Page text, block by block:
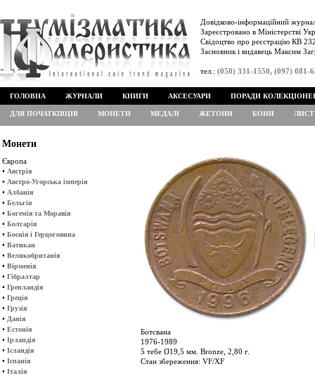
Довідково-інформаційний
Зареєстровано в Міністерстві
Свідоцтво про реєстрацію КВ
Засновник і видавець Максим
тел.: (050) 331-1550, (097) 081-
ГОЛОВНА ЖУРНАЛИ КНИГИ АКСЕСУАРИ ПОРАДИ
ДЛЯ ПОЧАТКІВЦІВ МОНЕТИ МЕДАЛІ ЖЕТОНИ БОНИ
Монети
Європа
• Австрія
• Австро-Угорська імперія
• Албанія
• Бельгія
• Богемія та Моравія
• Болгарія
• Боснія і Герцоговина
• Ватикан
• Великобританія
• Вірменія
• Гібралтар
• Гренландія
• Греція
• Грузія
• Данія
• Естонія
• Ірландія
• Ісландія
• Іспанія
• Італія
Ботсвана
1976-1989
5 тебе Ø19,5 мм. Bronze, 2,80 г.
Стан збереження: VF/XF